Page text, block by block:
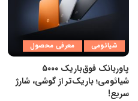
شیائومی معرفی محصول
پاوربانک فوق‌باریک ۵۰۰۰
شیائومی؛ باریک‌تر از گوشی، شارژ
سریع!